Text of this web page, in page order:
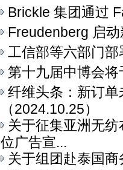
Brickle 集团通过
Freudenberg 启
工信部等六部门
第十九届中博会
纤维头条：新订
（2024.10.25）
关于征集亚洲无
位广告宣...
关于组团赴泰国